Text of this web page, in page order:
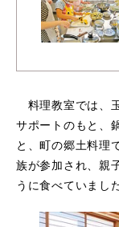
料理教室では、
サポートのもと、
と、町の郷土料理
族が参加され、親
うに食べていました